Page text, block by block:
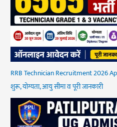
RRB Technician Recruitment 2026
शुरू, योग्यता, आयु सीमा व पूरी जानकारी